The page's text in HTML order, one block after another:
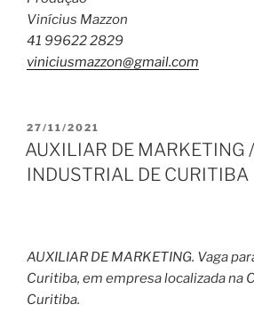
Vinícius Mazzon
41 99622 2829
viniciusmazzon@gmail.com
PUBLICADO
EM
27/11/2021
AUXILIAR DE MARKETING
INDUSTRIAL DE CURITIBA
AUXILIAR DE MARKETING. Vaga
Curitiba, em empresa localizada na
Curitiba.